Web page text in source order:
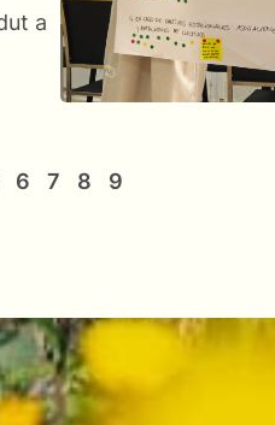
a
6 7 8 9